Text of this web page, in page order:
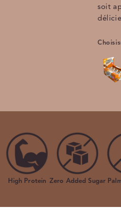
soit
High Protein Zero Added Sugar